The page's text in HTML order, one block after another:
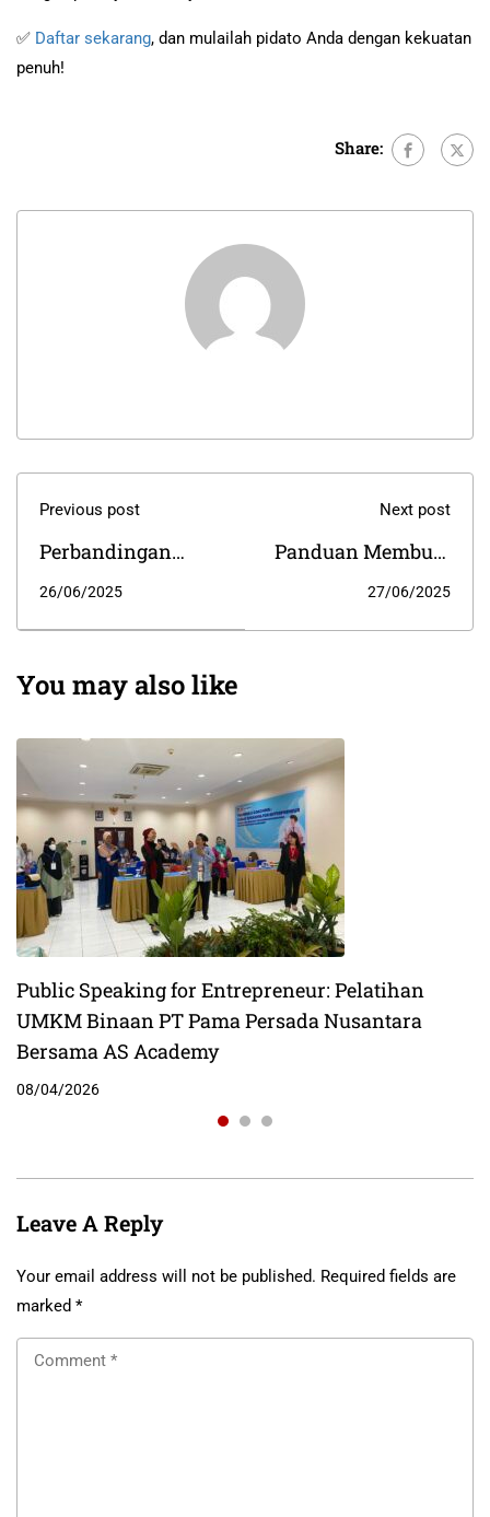
✅ Daftar sekarang, dan mulailah pidato Anda dengan kekuatan
penuh!
Share:
Previous post
Perbandingan
Strategi Organic vs
26/06/2025
Next post
Panduan Membuat
Buyer Persona
27/06/2025
You may also like
Public Speaking for Entrepreneur: Pelatihan
UMKM Binaan PT Pama Persada Nusantara
Bersama AS Academy
08/04/2026
Leave A Reply
Your email address will not be published. Required fields are
marked *